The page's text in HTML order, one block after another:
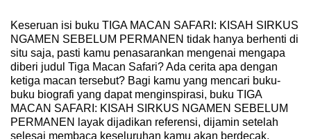
Keseruan isi buku TIGA MACAN SAFARI: KISAH SIRKUS
NGAMEN SEBELUM PERMANEN tidak hanya berhenti di
situ saja, pasti kamu penasarankan mengenai mengapa
diberi judul Tiga Macan Safari? Ada cerita apa dengan
ketiga macan tersebut? Bagi kamu yang mencari buku-
buku biografi yang dapat menginspirasi, buku TIGA
MACAN SAFARI: KISAH SIRKUS NGAMEN SEBELUM
PERMANEN layak dijadikan referensi, dijamin setelah
selesai membaca keseluruhan kamu akan berdecak,